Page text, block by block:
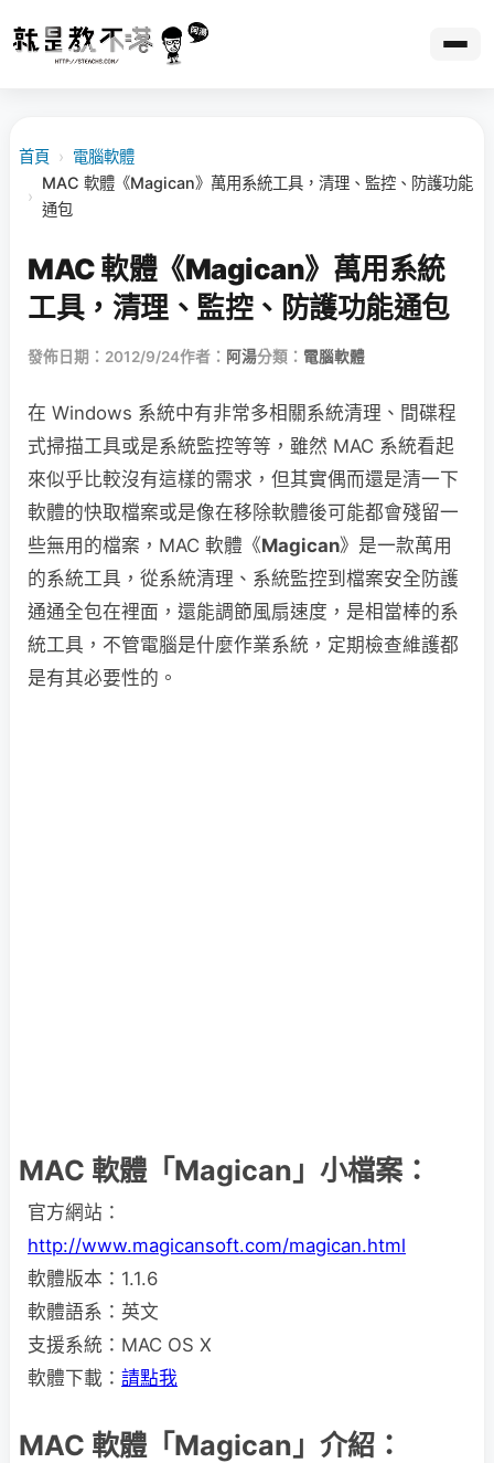
首頁 › 電腦軟體
›
MAC 軟體《Magican》萬用系統工具，清理、監控、防護功能
通包
MAC 軟體《Magican》萬用系統
工具，清理、監控、防護功能通包
發佈日期：2012/9/24作者： 阿湯分類： 電腦軟體
在 Windows 系統中有非常多相關系統清理、間碟程
式掃描工具或是系統監控等等，雖然 MAC 系統看起
來似乎比較沒有這樣的需求，但其實偶而還是清一下
軟體的快取檔案或是像在移除軟體後可能都會殘留一
些無用的檔案，MAC 軟體《Magican》是一款萬用
的系統工具，從系統清理、系統監控到檔案安全防護
通通全包在裡面，還能調節風扇速度，是相當棒的系
統工具，不管電腦是什麼作業系統，定期檢查維護都
是有其必要性的。
MAC 軟體「Magican」小檔案：
官方網站：
http://www.magicansoft.com/magican.html
軟體版本：1.1.6
軟體語系：英文
支援系統：MAC OS X
軟體下載： 請點我
MAC 軟體「Magican」介紹：